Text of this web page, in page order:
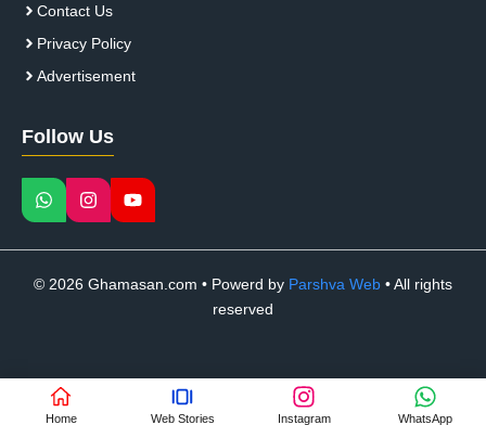
Contact Us
Privacy Policy
Advertisement
Follow Us
© 2026 Ghamasan.com • Powerd by Parshva Web • All rights
reserved
Home Web Stories Instagram WhatsApp